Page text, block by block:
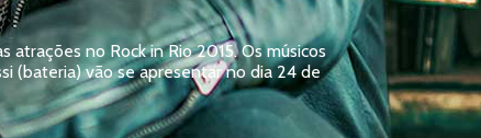
atrações no Rock in Rio 2015. Os músicos
(bateria) vão se apresentar no dia 24 de